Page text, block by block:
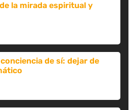
la mirada espiritual y
de sí: dejar de